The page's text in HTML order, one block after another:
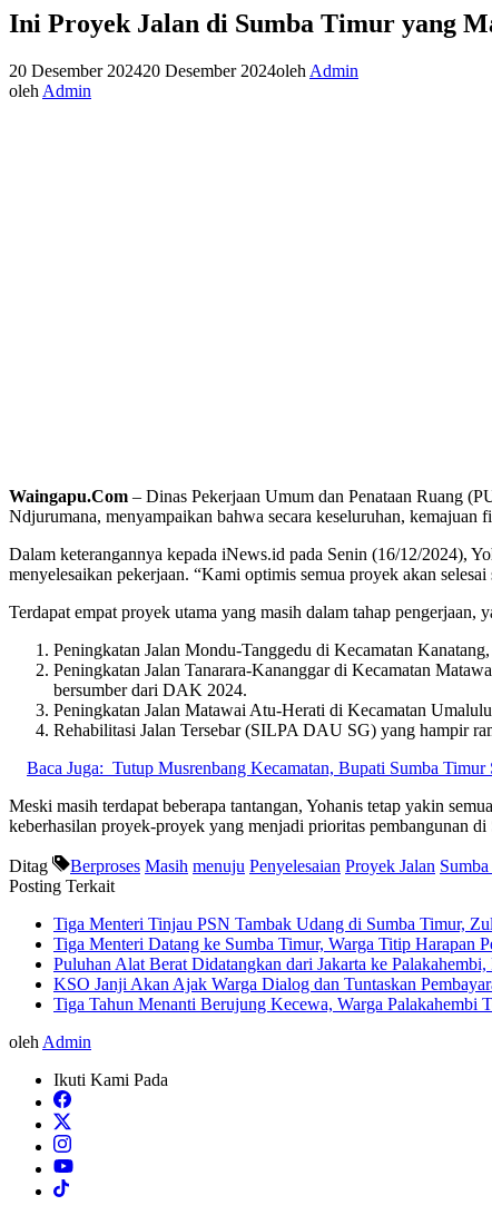
Ini Proyek Jalan di Sumba Timur yang
20 Desember 202420 Desember 2024oleh Admin
oleh Admin
Waingapu.Com – Dinas Pekerjaan Umum dan Penataan Ruang
Ndjurumana, menyampaikan bahwa secara keseluruhan,
Dalam keterangannya kepada iNews.id pada Senin (16/12/2024),
menyelesaikan pekerjaan. “Kami optimis semua proyek akan
Terdapat empat proyek utama yang masih dalam tahap pengerjaan,
Peningkatan Jalan Mondu-Tanggedu di Kecamatan
Peningkatan Jalan Tanarara-Kananggar di Kecamatan
bersumber dari DAK 2024.
Peningkatan Jalan Matawai Atu-Herati di Kecamatan
Rehabilitasi Jalan Tersebar (SILPA DAU SG) yang hampir
Baca Juga: Tutup Musrenbang Kecamatan, Bupati Sumba
Meski masih terdapat beberapa tantangan, Yohanis tetap yakin
keberhasilan proyek-proyek yang menjadi prioritas pembangunan di
Ditag Berproses Masih menuju Penyelesaian Proyek Jalan
Posting Terkait
Tiga Menteri Tinjau PSN Tambak Udang di Sumba Timur,
Tiga Menteri Datang ke Sumba Timur, Warga Titip Harapan
Puluhan Alat Berat Didatangkan dari Jakarta ke
KSO Janji Akan Ajak Warga Dialog dan Tuntaskan
Tiga Tahun Menanti Berujung Kecewa, Warga Palakahembi
oleh Admin
Ikuti Kami Pada